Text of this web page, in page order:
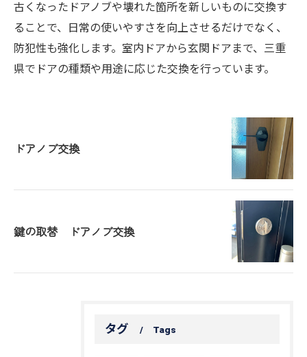
古くなったドアノブや壊れた箇所を新しいものに交換す
ることで、日常の使いやすさを向上させるだけでなく、
防犯性も強化します。室内ドアから玄関ドアまで、三重
県でドアの種類や用途に応じた交換を行っています。
ドアノブ交換
鍵の取替 ドアノブ交換
タグ Tags